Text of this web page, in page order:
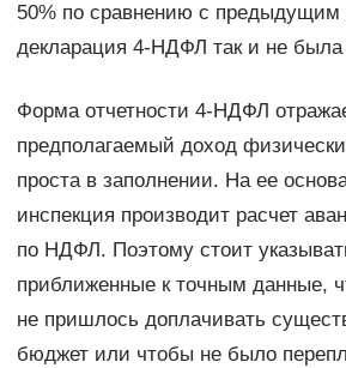
50% по сравнению с предыдущим
декларация 4-НДФЛ так и не была
Форма отчетности 4-НДФЛ
предполагаемый доход
проста в заполнении. На ее
инспекция производит расчет
по НДФЛ. Поэтому стоит
приближенные к точным данные,
не пришлось доплачивать
бюджет или чтобы не было